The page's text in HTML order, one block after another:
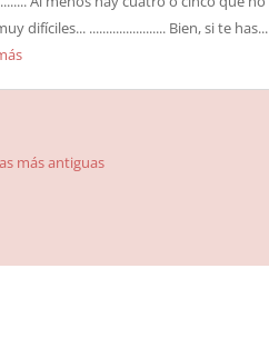
difíciles... ....................... Bien, si te has...
más antiguas